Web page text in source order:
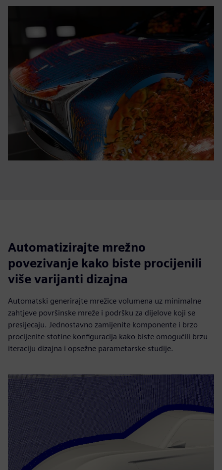
Automatizirajte mrežno
povezivanje kako biste procijenili
više varijanti dizajna
Automatski generirajte mrežice volumena uz minimalne
zahtjeve površinske mreže i podršku za dijelove koji se
presijecaju. Jednostavno zamijenite komponente i brzo
procijenite stotine konfiguracija kako biste omogućili brzu
iteraciju dizajna i opsežne parametarske studije.